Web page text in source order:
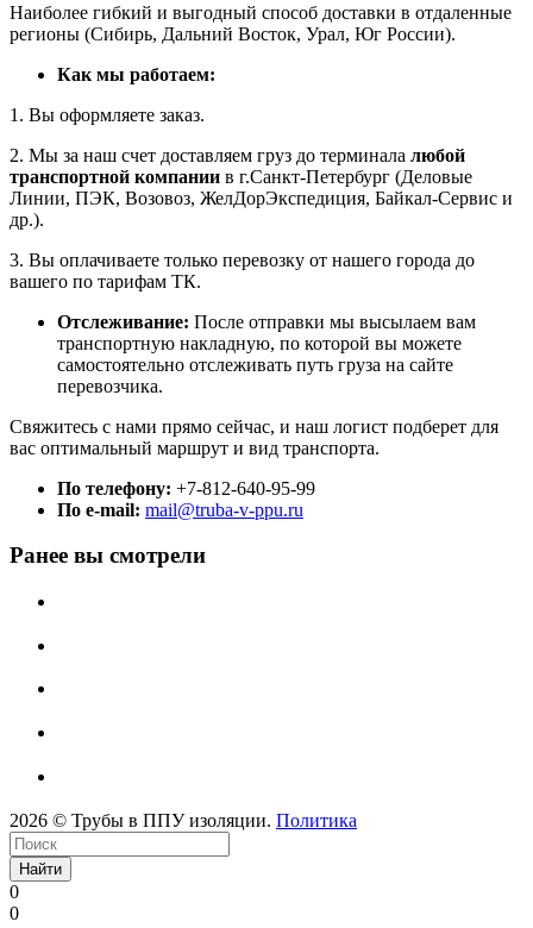
Наиболее гибкий и выгодный способ доставки в отдаленные
регионы (Сибирь, Дальний Восток, Урал, Юг России).
Как мы работаем:
1. Вы оформляете заказ.
2. Мы за наш счет доставляем груз до терминала любой
транспортной компании в г.Санкт-Петербург (Деловые
Линии, ПЭК, Возовоз, ЖелДорЭкспедиция, Байкал-Сервис и
др.).
3. Вы оплачиваете только перевозку от нашего города до
вашего по тарифам ТК.
Отслеживание: После отправки мы высылаем вам
транспортную накладную, по которой вы можете
самостоятельно отслеживать путь груза на сайте
перевозчика.
Свяжитесь с нами прямо сейчас, и наш логист подберет для
вас оптимальный маршрут и вид транспорта.
По телефону: +7-812-640-95-99
По e-mail: mail@truba-v-ppu.ru
Ранее вы смотрели
2026 © Трубы в ППУ изоляции. Политика
Найти
0
0